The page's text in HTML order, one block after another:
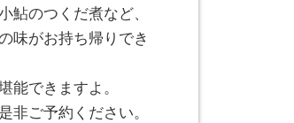
鮎のつくだ煮など、
味がお持ち帰りでき
能できますよ。
非ご予約ください。